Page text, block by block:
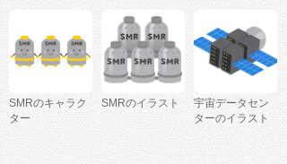
SMRのキャラク
ター
SMRのイラスト
宇宙データセン
ターのイラスト